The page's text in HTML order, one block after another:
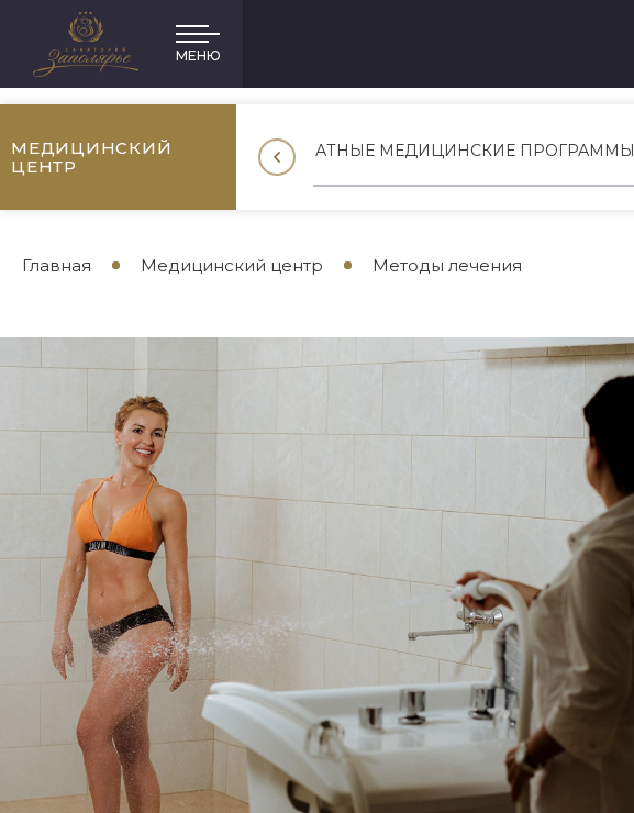
МЕНЮ
МЕДИЦИНСКИЙ
ЦЕНТР
ЧЕКАП-ПРОГРАММЫ ПЛАТНЫЕ МЕДИЦИНСКИЕ ПРОГРАММЫ
Главная Медицинский центр Методы лечения